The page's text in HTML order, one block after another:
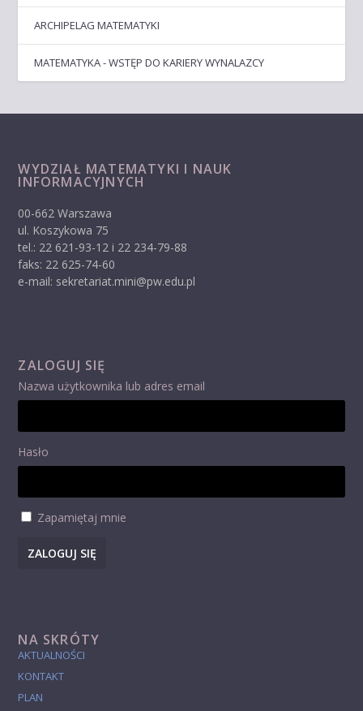
ARCHIPELAG MATEMATYKI
MATEMATYKA - WSTĘP DO KARIERY WYNALAZCY
WYDZIAŁ MATEMATYKI I NAUK
INFORMACYJNYCH
00-662 Warszawa
ul. Koszykowa 75
tel.: 22 621-93-12 i 22 234-79-88
faks: 22 625-74-60
e-mail: sekretariat.mini@pw.edu.pl
ZALOGUJ SIĘ
Nazwa użytkownika lub adres email
Hasło
Zapamiętaj mnie
ZALOGUJ SIĘ
NA SKRÓTY
AKTUALNOŚCI
KONTAKT
PLAN